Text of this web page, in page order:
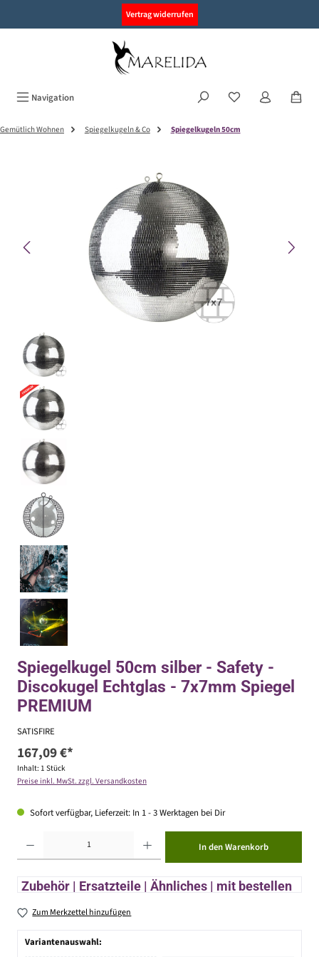
Vertrag widerrufen
Navigation
Gemütlich Wohnen Spiegelkugeln & Co Spiegelkugeln 50cm
Spiegelkugel 50cm silber - Safety -
Discokugel Echtglas - 7x7mm Spiegel
PREMIUM
SATISFIRE
167,09 €*
Inhalt: 1 Stück
Preise inkl. MwSt. zzgl. Versandkosten
Sofort verfügbar, Lieferzeit: In 1 - 3 Werktagen bei Dir
In den Warenkorb
Zubehör | Ersatzteile | Ähnliches | mit bestellen
Zum Merkzettel hinzufügen
Variantenauswahl: